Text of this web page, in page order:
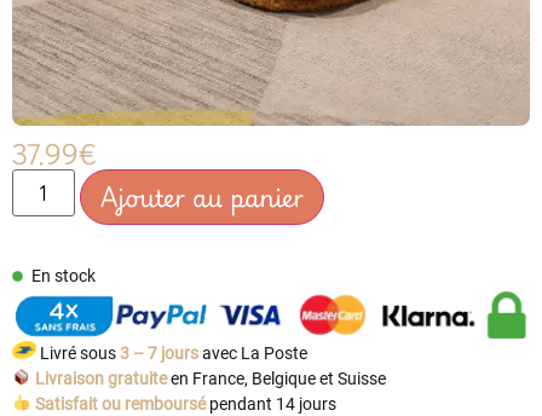
37.99€
Ajouter au panier
En stock
Livré sous3 – 7 joursavec La Poste
Livraison gratuiteen France, Belgique et Suisse
Satisfait ou remboursépendant 14 jours